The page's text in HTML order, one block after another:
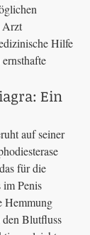
Arzt
Hilfe
Ein
auf seiner
für die
im Penis
Hemmung
Blutfluss